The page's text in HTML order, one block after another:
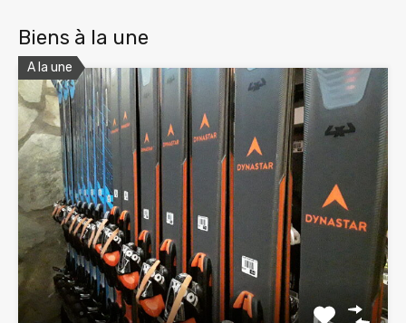
Biens à la une
A la une